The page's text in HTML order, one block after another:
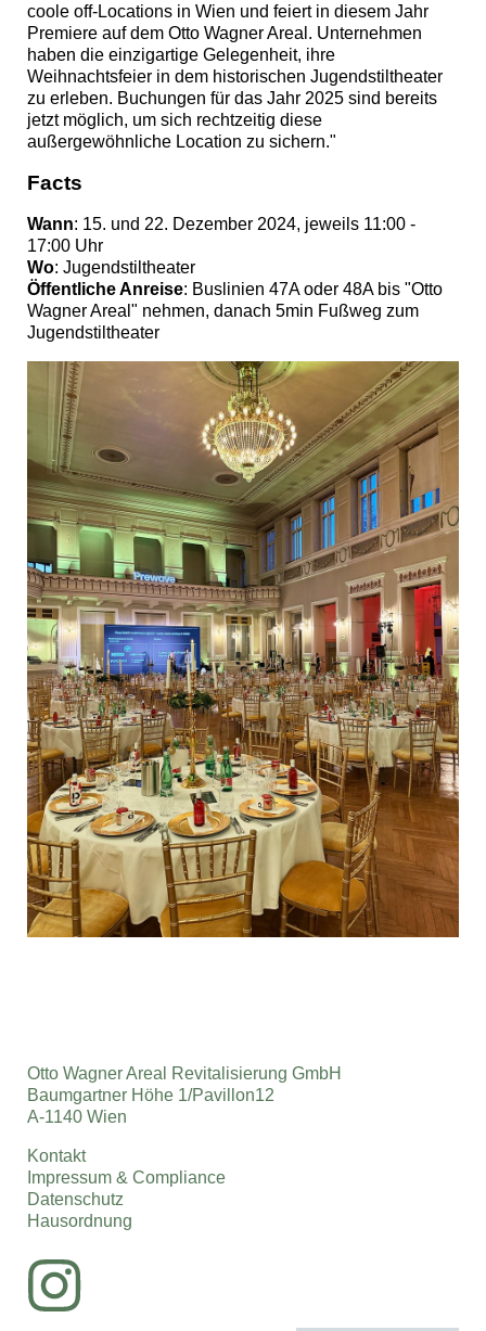
coole off-Locations in Wien und feiert in diesem Jahr
Premiere auf dem Otto Wagner Areal. Unternehmen
haben die einzigartige Gelegenheit, ihre
Weihnachtsfeier in dem historischen Jugendstiltheater
zu erleben. Buchungen für das Jahr 2025 sind bereits
jetzt möglich, um sich rechtzeitig diese
außergewöhnliche Location zu sichern."
Facts
Wann: 15. und 22. Dezember 2024, jeweils 11:00 -
17:00 Uhr
Wo: Jugendstiltheater
Öffentliche Anreise: Buslinien 47A oder 48A bis "Otto
Wagner Areal" nehmen, danach 5min Fußweg zum
Jugendstiltheater
Otto Wagner Areal Revitalisierung GmbH
Baumgartner Höhe 1/Pavillon12
A-1140 Wien
Kontakt
Impressum & Compliance
Datenschutz
Hausordnung